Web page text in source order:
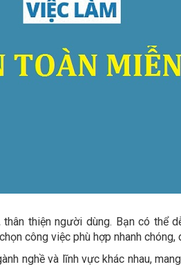
thiện người dùng. Bạn có thể
công việc phù hợp nhanh chóng,
nghề và lĩnh vực khác nhau,